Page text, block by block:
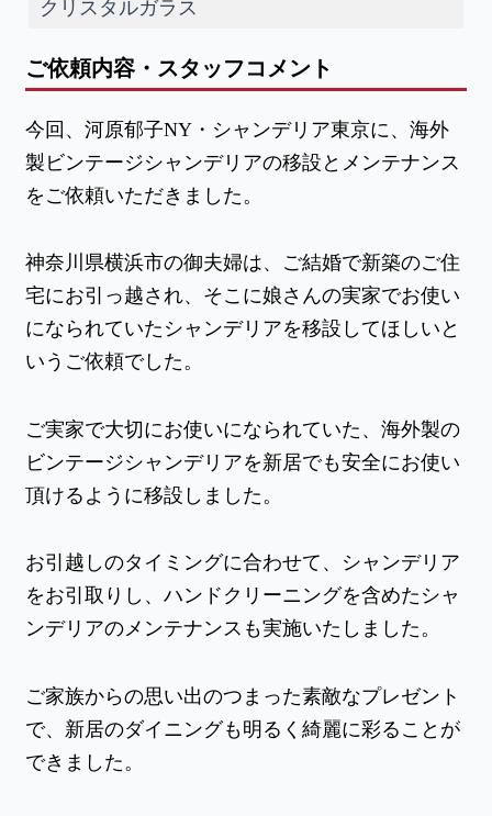
クリスタルガラス
ご依頼内容・スタッフコメント
今回、河原郁子NY・シャンデリア東京に、海外
製ビンテージシャンデリアの移設とメンテナンス
をご依頼いただきました。
神奈川県横浜市の御夫婦は、ご結婚で新築のご住
宅にお引っ越され、そこに娘さんの実家でお使い
になられていたシャンデリアを移設してほしいと
いうご依頼でした。
ご実家で大切にお使いになられていた、海外製の
ビンテージシャンデリアを新居でも安全にお使い
頂けるように移設しました。
お引越しのタイミングに合わせて、シャンデリア
をお引取りし、ハンドクリーニングを含めたシャ
ンデリアのメンテナンスも実施いたしました。
ご家族からの思い出のつまった素敵なプレゼント
で、新居のダイニングも明るく綺麗に彩ることが
できました。